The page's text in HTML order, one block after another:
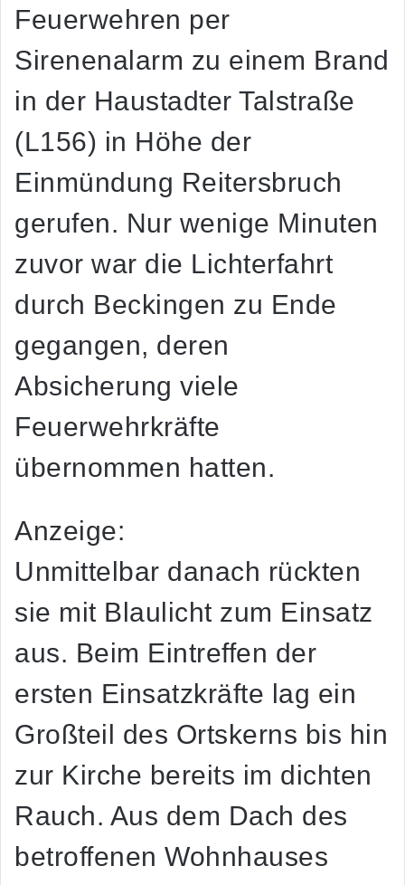
Feuerwehren per
Sirenenalarm zu einem Brand
in der Haustadter Talstraße
(L156) in Höhe der
Einmündung Reitersbruch
gerufen. Nur wenige Minuten
zuvor war die Lichterfahrt
durch Beckingen zu Ende
gegangen, deren
Absicherung viele
Feuerwehrkräfte
übernommen hatten.
Anzeige:
Unmittelbar danach rückten
sie mit Blaulicht zum Einsatz
aus. Beim Eintreffen der
ersten Einsatzkräfte lag ein
Großteil des Ortskerns bis hin
zur Kirche bereits im dichten
Rauch. Aus dem Dach des
betroffenen Wohnhauses